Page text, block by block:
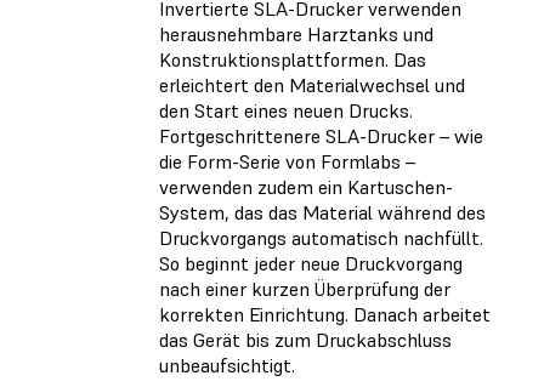
Invertierte SLA-Drucker verwenden
herausnehmbare Harztanks und
Konstruktionsplattformen. Das
erleichtert den Materialwechsel und
den Start eines neuen Drucks.
Fortgeschrittenere SLA-Drucker – wie
die Form-Serie von Formlabs –
verwenden zudem ein Kartuschen-
System, das das Material während des
Druckvorgangs automatisch nachfüllt.
So beginnt jeder neue Druckvorgang
nach einer kurzen Überprüfung der
korrekten Einrichtung. Danach arbeitet
das Gerät bis zum Druckabschluss
unbeaufsichtigt.